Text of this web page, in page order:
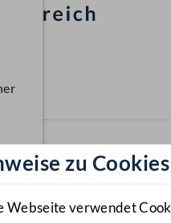
zu Cookies
Webseite verwendet